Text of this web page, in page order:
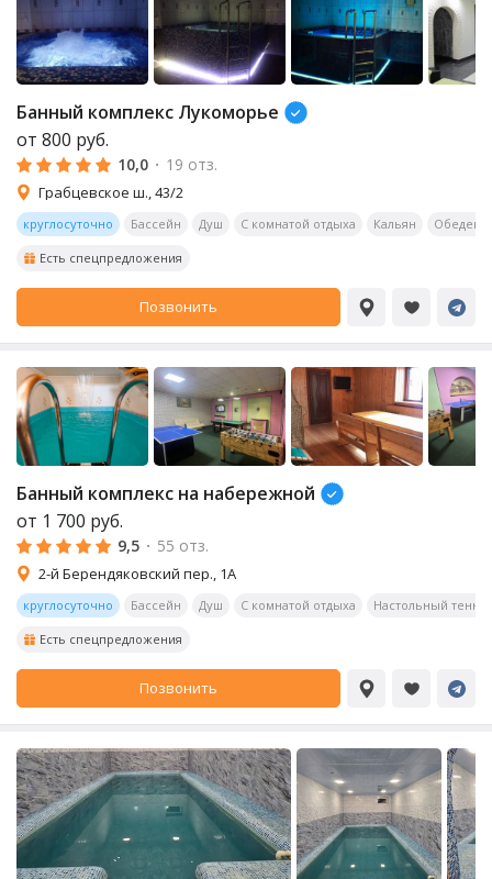
Банный комплекс Лукоморье
от 800 руб.
10,0 · 19 отз.
Грабцевское ш., 43/2
круглосуточно Бассейн Душ С комнатой отдыха Кальян
Есть спецпредложения
Позвонить
Банный комплекс на набережной
от 1 700 руб.
9,5 · 55 отз.
2-й Берендяковский пер., 1А
круглосуточно Бассейн Душ С комнатой отдыха Настольный
Есть спецпредложения
Позвонить